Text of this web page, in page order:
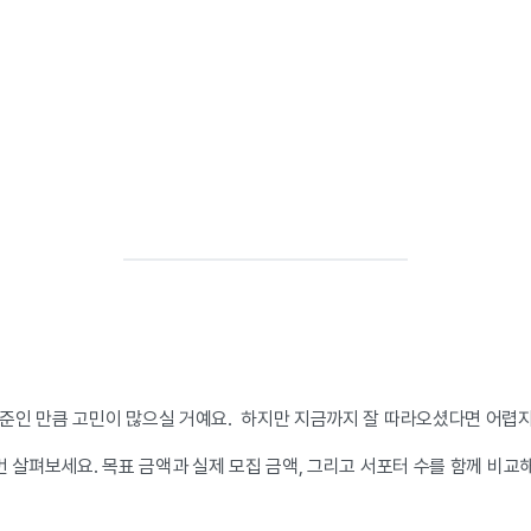
인 만큼 고민이 많으실 거예요. 하지만 지금까지 잘 따라오셨다면 어렵
살펴보세요. 목표 금액과 실제 모집 금액, 그리고 서포터 수를 함께 비교